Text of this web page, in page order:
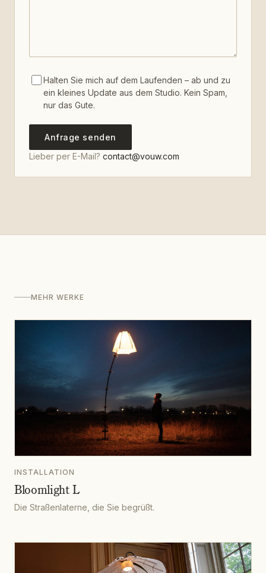
Halten Sie mich auf dem Laufenden – ab und zu
ein kleines Update aus dem Studio. Kein Spam,
nur das Gute.
Anfrage senden
Lieber per E-Mail? contact@vouw.com
MEHR WERKE
INSTALLATION
Bloomlight L
Die Straßenlaterne, die Sie begrüßt.